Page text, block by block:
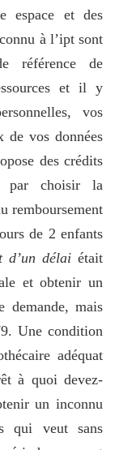
espace et des
à l’ipt sont
référence de
et il y
vos
de vos données
des crédits
par choisir la
remboursement
de 2 enfants
d’un délai était
et obtenir un
demande, mais
Une condition
adéquat
à quoi devez-
un inconnu
qui veut sans